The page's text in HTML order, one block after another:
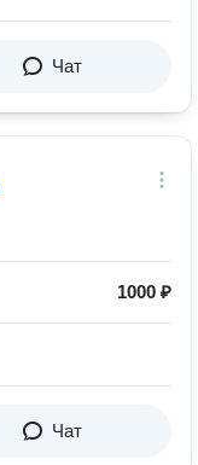
Чат
1000 ₽
Чат